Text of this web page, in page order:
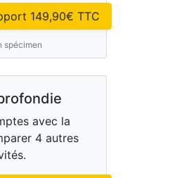
149,90€ TTC
spécimen
avec la
4 autres